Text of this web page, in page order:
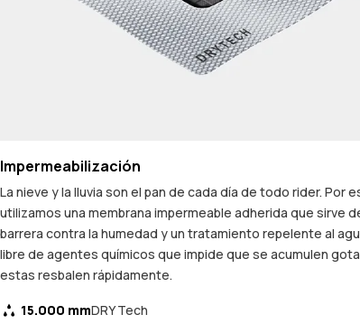
Impermeabilización
La nieve y la lluvia son el pan de cada día de todo rider. Por
utilizamos una membrana impermeable adherida que sirve
barrera contra la humedad y un tratamiento repelente al
libre de agentes químicos que impide que se acumulen
estas resbalen rápidamente.
15.000 mmDRY Tech